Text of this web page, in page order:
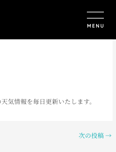
気情報を毎日更新いたします。
次の投稿→